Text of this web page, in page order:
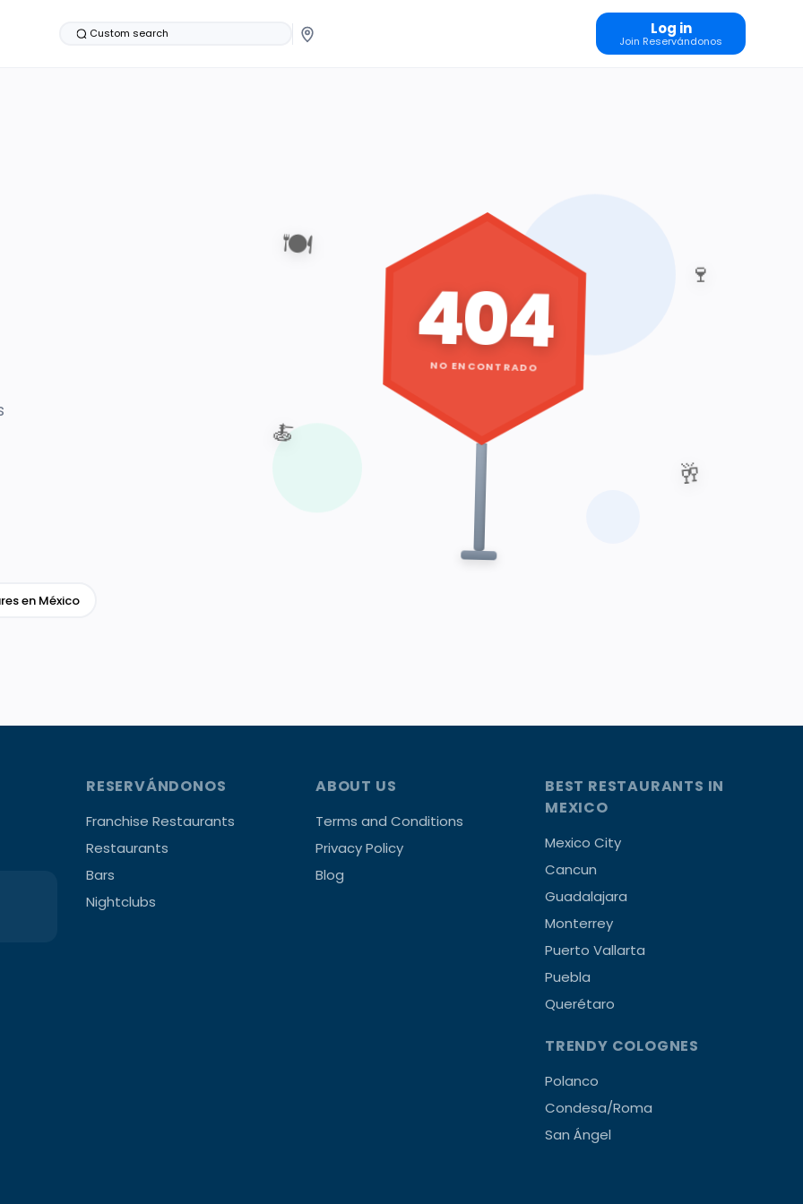
Custom search Log in
Join Reservándonos
en México
🍽️
🍷
🥂
🍝
404
NO ENCONTRADO
RESERVÁNDONOS
Franchise Restaurants
Restaurants
Bars
Nightclubs
ABOUT US
Terms and Conditions
Privacy Policy
Blog
BEST RESTAURANTS IN
MEXICO
Mexico City
Cancun
Guadalajara
Monterrey
Puerto Vallarta
Puebla
Querétaro
TRENDY COLOGNES
Polanco
Condesa/Roma
San Ángel